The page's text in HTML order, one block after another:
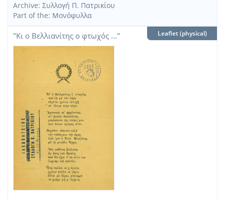
Archive: Συλλογή Π. Πατρικίου
Part of the: Μονόφυλλα
"Κι ο Βελλιανίτης ο φτωχός ..." Leaflet (physical)